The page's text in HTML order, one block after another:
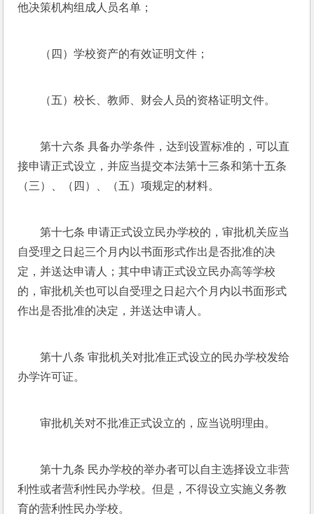
他决策机构组成人员名单；
（四）学校资产的有效证明文件；
（五）校长、教师、财会人员的资格证明文件。
第十六条 具备办学条件，达到设置标准的，可以直
接申请正式设立，并应当提交本法第十三条和第十五条
（三）、（四）、（五）项规定的材料。
第十七条 申请正式设立民办学校的，审批机关应当
自受理之日起三个月内以书面形式作出是否批准的决
定，并送达申请人；其中申请正式设立民办高等学校
的，审批机关也可以自受理之日起六个月内以书面形式
作出是否批准的决定，并送达申请人。
第十八条 审批机关对批准正式设立的民办学校发给
办学许可证。
审批机关对不批准正式设立的，应当说明理由。
第十九条 民办学校的举办者可以自主选择设立非营
利性或者营利性民办学校。但是，不得设立实施义务教
育的营利性民办学校。